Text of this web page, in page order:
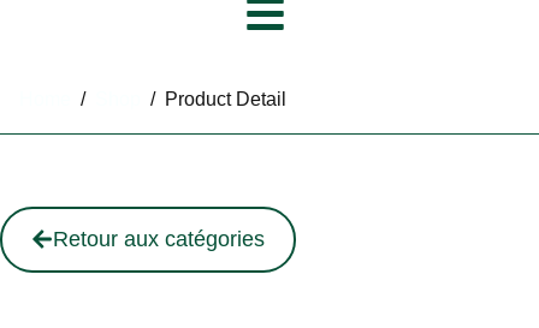
/ / Product Detail
Retour aux catégories